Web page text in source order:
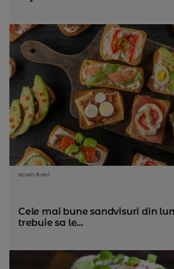
acum 8 ani
Cele mai bune sandvisuri din
trebuie sa le...